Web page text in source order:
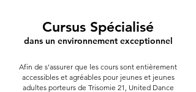
Cursus Spécialisé
dans un environnement exceptionnel
Afin de s'assurer que les cours sont entièrement
accessibles et agréables pour jeunes et jeunes
adultes porteurs de Trisomie 21, United Dance